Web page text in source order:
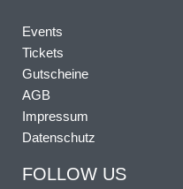
Events
Tickets
Gutscheine
AGB
Impressum
Datenschutz
FOLLOW US